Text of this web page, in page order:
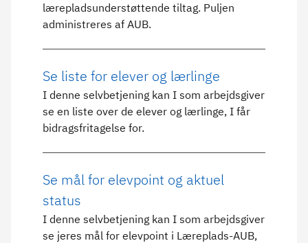
lærepladsunderstøttende tiltag. Puljen
administreres af AUB.
Se liste for elever og lærlinge
I denne selvbetjening kan I som arbejdsgiver
se en liste over de elever og lærlinge, I får
bidragsfritagelse for.​
Se mål for elevpoint og aktuel
status
I denne selvbetjening kan I som arbejdsgiver
se jeres mål for elevpoint i Læreplads-AUB,